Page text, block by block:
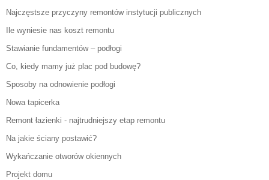
Najczęstsze przyczyny remontów instytucji publicznych
Ile wyniesie nas koszt remontu
Stawianie fundamentów – podłogi
Co, kiedy mamy już plac pod budowę?
Sposoby na odnowienie podłogi
Nowa tapicerka
Remont łazienki - najtrudniejszy etap remontu
Na jakie ściany postawić?
Wykańczanie otworów okiennych
Projekt domu